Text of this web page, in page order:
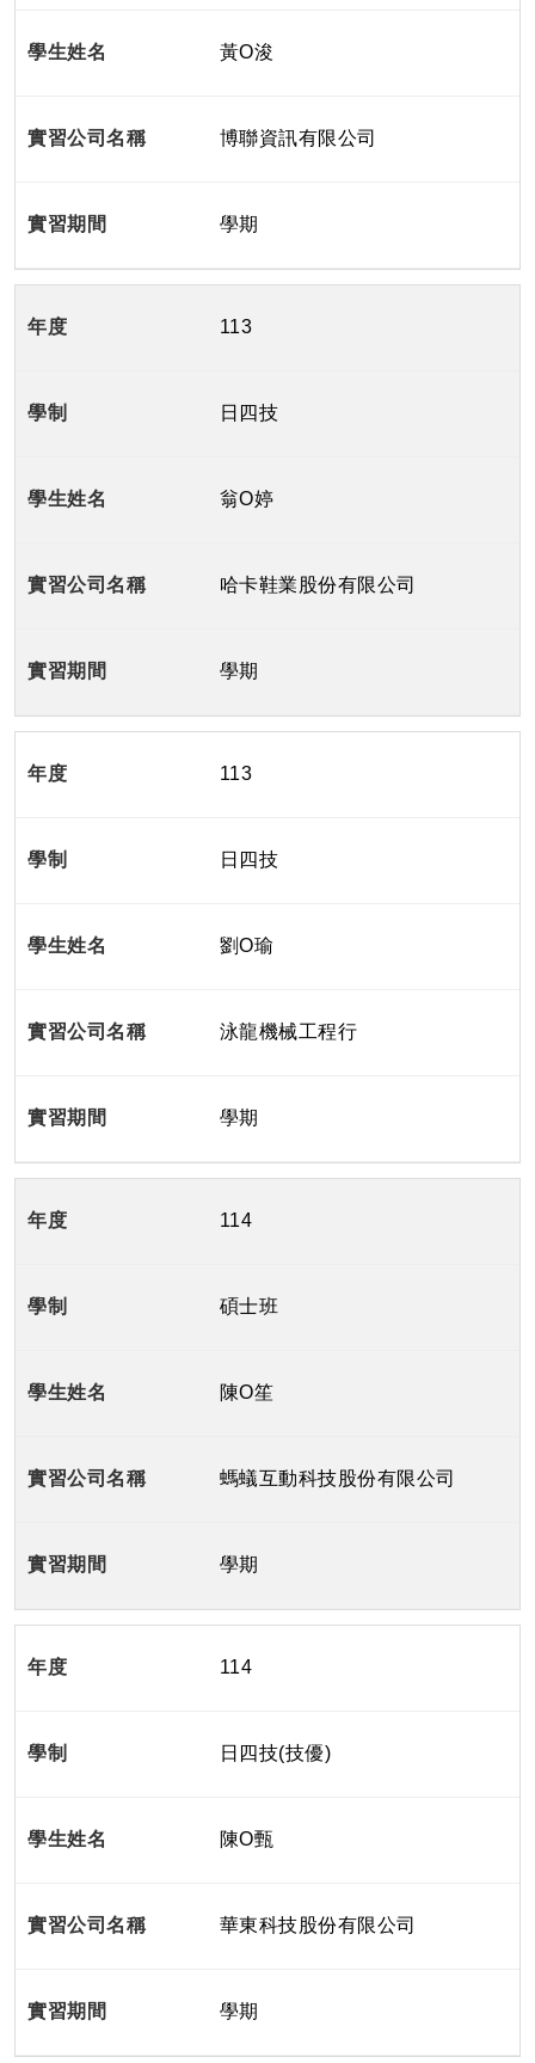
黃O浚
博聯資訊有限公司
學期
113
日四技
翁O婷
哈卡鞋業股份有限公司
學期
113
日四技
劉O瑜
泳龍機械工程行
學期
114
碩士班
陳O笙
螞蟻互動科技股份有限公司
學期
114
日四技(技優)
陳O甄
華東科技股份有限公司
學期